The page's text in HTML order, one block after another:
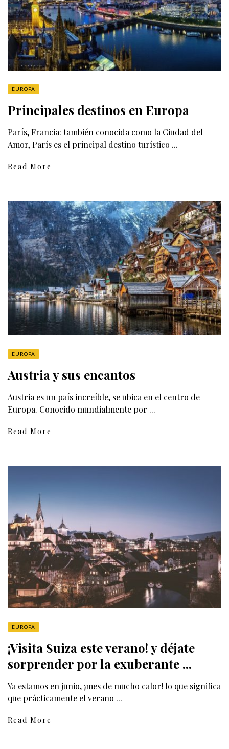
EUROPA
Principales destinos en Europa
París, Francia: también conocida como la Ciudad del
Amor, París es el principal destino turístico ...
Read More
EUROPA
Austria y sus encantos
Austria es un país increíble, se ubica en el centro de
Europa. Conocido mundialmente por ...
Read More
EUROPA
¡Visita Suiza este verano! y déjate
sorprender por la exuberante ...
Ya estamos en junio, ¡mes de mucho calor! lo que significa
que prácticamente el verano ...
Read More